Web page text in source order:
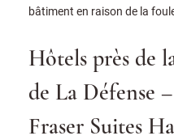
bâtiment en raison de la
Hôtels près de
de La Défense
Fraser Suites